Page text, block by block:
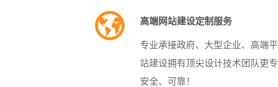
高端网站建设定制服务
专业承接政府、大型企业、高端
站建设拥有顶尖设计技术团队更专
安全、可靠！